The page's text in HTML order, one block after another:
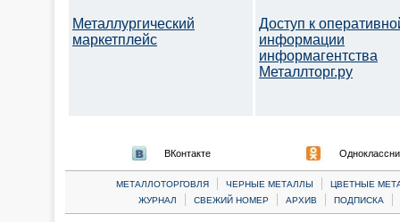
Металлургический
маркетплейс
Доступ к
информации
информагентства
Металлторг.ру
ВКонтакте
МЕТАЛЛОТОРГОВЛЯ | ЧЕРНЫЕ МЕТАЛЛЫ |
ЦВЕТНЫЕ
ЖУРНАЛ
| СВЕЖИЙ НОМЕР | АРХИВ | ПОДПИСКА |